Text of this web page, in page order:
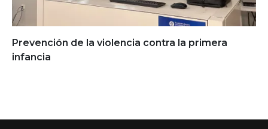
Prevención de la violencia contra la primera
infancia